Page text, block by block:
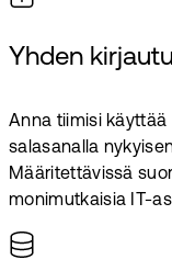
Yhden
Anna tiimisi
salasanalla
Määritettävissä
monimutkaisia IT-